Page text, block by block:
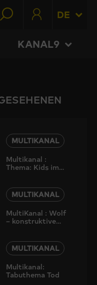
DE
KANAL9
MULTIKANAL
Multikanal :
Thema: Kids im
Nebenwirkungen
MULTIKANAL
MultiKanal : Wolf
– konstruktive
MULTIKANAL
Multikanal:
Tabuthema Tod